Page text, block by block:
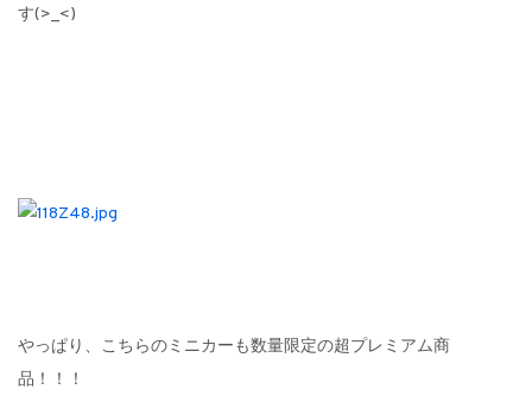
す(>_<)
やっぱり、こちらのミニカーも数量限定の超プレミアム商
品！！！